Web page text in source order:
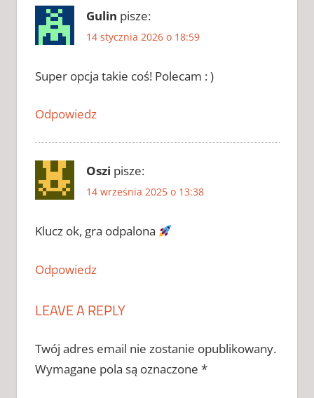
2026
AKTYWATOR
DO ADOBE
CHOMIKUJ
PHOTOSHOP
ADOBE
PHOTOSHOP
CRACK DO
PHOTOSHOP
CRACK DO
ADOBE
CHOMIKUJ
ADOBE
PHOTOSHOP
ZAPYTAJ
Gulin pisze:
14 stycznia 2026 o 18:59
Super opcja takie coś! Polecam : )
Odpowiedz
Oszi pisze:
14 września 2025 o 13:38
Klucz ok, gra odpalona
Odpowiedz
LEAVE A REPLY
Twój adres email nie zostanie opublikowany.
Wymagane pola są oznaczone *